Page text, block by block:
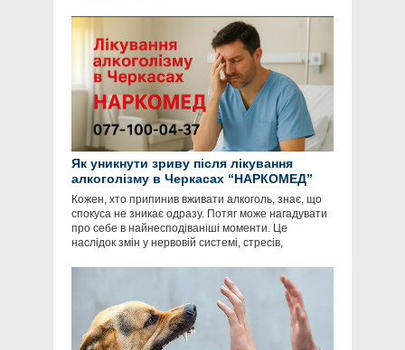
Як уникнути зриву після лікування
алкоголізму в Черкасах “НАРКОМЕД”
Кожен, хто припинив вживати алкоголь, знає, що
спокуса не зникає одразу. Потяг може нагадувати
про себе в найнесподіваніші моменти. Це
наслідок змін у нервовій системі, стресів,